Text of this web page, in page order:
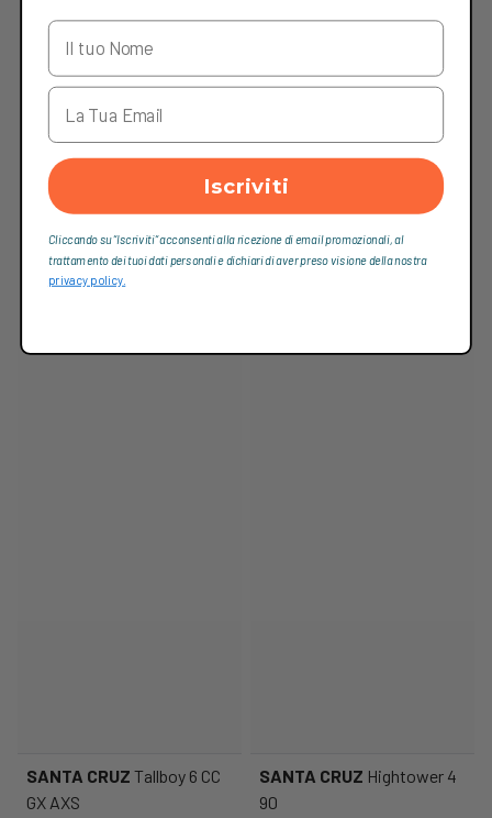
SANTA CRUZ Tallboy 6 CC
GX AXS
SANTA CRUZ Hightower 4
90
Iscriviti
Cliccando su “Iscriviti“ acconsenti alla ricezione di email promozionali, al
trattamento dei tuoi dati personali e dichiari di aver preso visione della nostra
privacy policy.